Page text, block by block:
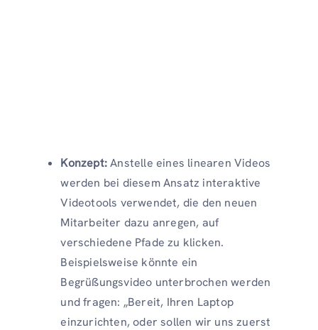
Konzept:Anstelle eines linearen Videos
werden bei diesem Ansatz interaktive
Videotools verwendet, die den neuen
Mitarbeiter dazu anregen, auf
verschiedene Pfade zu klicken.
Beispielsweise könnte ein
Begrüßungsvideo unterbrochen werden
und fragen: „Bereit, Ihren Laptop
einzurichten, oder sollen wir uns zuerst